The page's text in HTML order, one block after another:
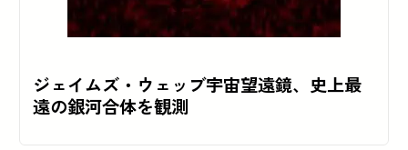
ジェイムズ・ウェッブ宇宙望遠鏡、史上最
遠の銀河合体を観測